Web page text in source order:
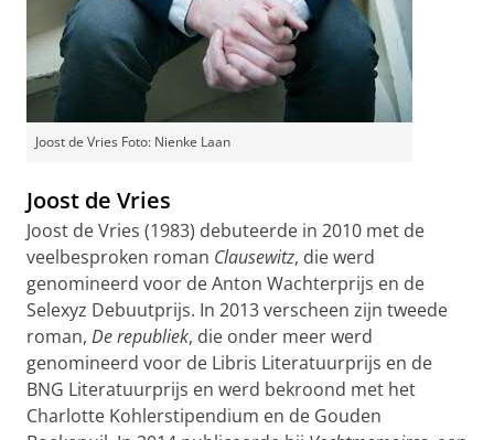
Joost de Vries Foto: Nienke Laan
Joost de Vries
Joost de Vries (1983) debuteerde in 2010 met de
veelbesproken roman Clausewitz, die werd
genomineerd voor de Anton Wachterprijs en de
Selexyz Debuutprijs. In 2013 verscheen zijn tweede
roman, De republiek, die onder meer werd
genomineerd voor de Libris Literatuurprijs en de
BNG Literatuurprijs en werd bekroond met het
Charlotte Kohlerstipendium en de Gouden